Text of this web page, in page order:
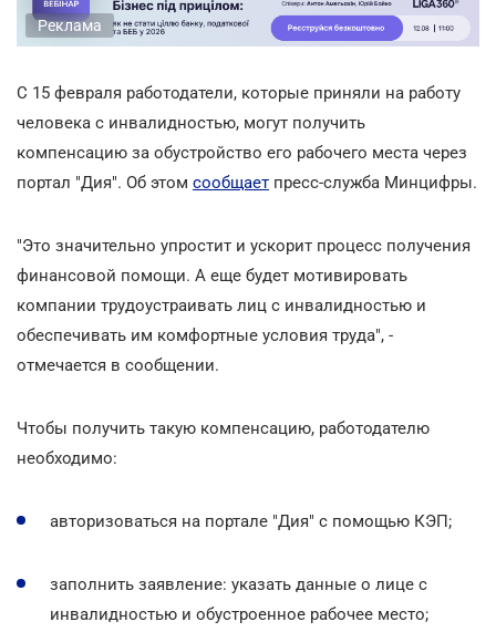
Реклама
С 15 февраля работодатели, которые приняли на работу
человека с инвалидностью, могут получить
компенсацию за обустройство его рабочего места через
портал "Дия". Об этом сообщает пресс-служба Минцифры.
"Это значительно упростит и ускорит процесс получения
финансовой помощи. А еще будет мотивировать
компании трудоустраивать лиц с инвалидностью и
обеспечивать им комфортные условия труда", -
отмечается в сообщении.
Чтобы получить такую компенсацию, работодателю
необходимо:
авторизоваться на портале "Дия" с помощью КЭП;
заполнить заявление: указать данные о лице с
инвалидностью и обустроенное рабочее место;